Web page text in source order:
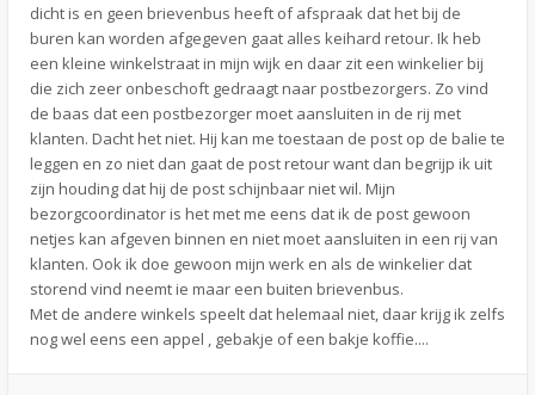
dicht is en geen brievenbus heeft of afspraak dat het bij de
buren kan worden afgegeven gaat alles keihard retour. Ik heb
een kleine winkelstraat in mijn wijk en daar zit een winkelier bij
die zich zeer onbeschoft gedraagt naar postbezorgers. Zo vind
de baas dat een postbezorger moet aansluiten in de rij met
klanten. Dacht het niet. Hij kan me toestaan de post op de balie te
leggen en zo niet dan gaat de post retour want dan begrijp ik uit
zijn houding dat hij de post schijnbaar niet wil. Mijn
bezorgcoordinator is het met me eens dat ik de post gewoon
netjes kan afgeven binnen en niet moet aansluiten in een rij van
klanten. Ook ik doe gewoon mijn werk en als de winkelier dat
storend vind neemt ie maar een buiten brievenbus.
Met de andere winkels speelt dat helemaal niet, daar krijg ik zelfs
nog wel eens een appel , gebakje of een bakje koffie....